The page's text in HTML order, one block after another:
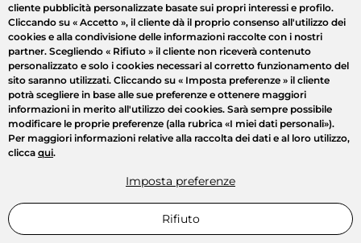
cliente pubblicità personalizzate basate sui propri interessi e profilo.
Cliccando su « Accetto », il cliente dà il proprio consenso all'utilizzo dei
cookies e alla condivisione delle informazioni raccolte con i nostri
partner. Scegliendo « Rifiuto » il cliente non riceverà contenuto
personalizzato e solo i cookies necessari al corretto funzionamento del
sito saranno utilizzati. Cliccando su « Imposta preferenze » il cliente
potrà scegliere in base alle sue preferenze e ottenere maggiori
informazioni in merito all'utilizzo dei cookies. Sarà sempre possibile
modificare le proprie preferenze (alla rubrica «I miei dati personali»).
Per maggiori informazioni relative alla raccolta dei dati e al loro utilizzo,
clicca qui.
Imposta preferenze
Rifiuto